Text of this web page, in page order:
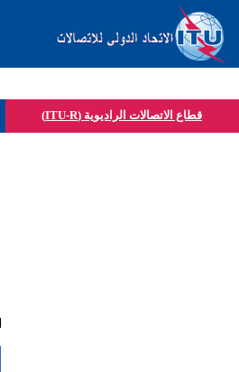
قطاع الاتصالات الراديوية (ITU-R)